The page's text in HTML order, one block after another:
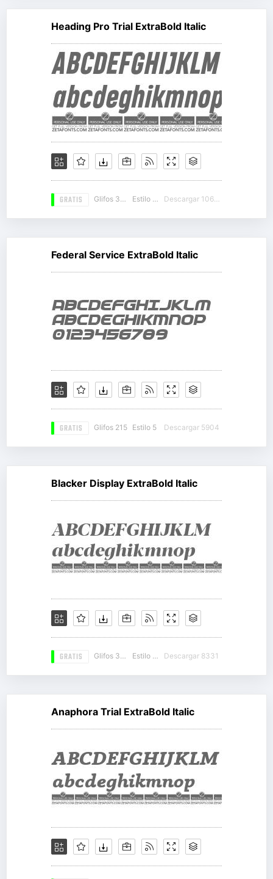
Heading Pro Trial ExtraBold Italic
GRATIS Glifos 325 Estilo 19 Descargar 10678
Federal Service ExtraBold Italic
GRATIS Glifos 215 Estilo 5 Descargar 5904
Blacker Display ExtraBold Italic
GRATIS Glifos 310 Estilo 12 Descargar 8331
Anaphora Trial ExtraBold Italic